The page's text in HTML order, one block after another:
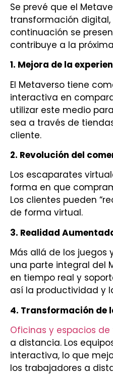
Se prevé que el
transformación digital,
continuación se
contribuye a la
1. Mejora de la
El Metaverso tiene
interactiva en
utilizar este medio
sea a través de
cliente.
2. Revolución del
Los escaparates
forma en que
Los clientes pueden
de forma virtual.
3. Realidad
Más allá de los juegos
una parte integral del
en tiempo real y
así la productividad y
4. Transformación de
Oficinas y espacios
a distancia. Los
interactiva, lo que
los trabajadores a